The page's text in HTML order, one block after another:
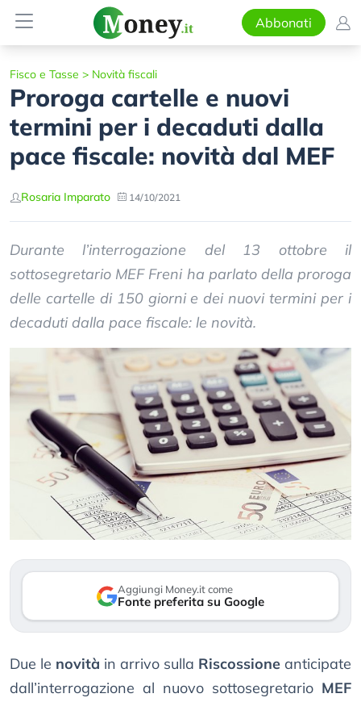
Abbonati
Fisco e Tasse > Novità fiscali
Proroga cartelle e nuovi
termini per i decaduti dalla
pace fiscale: novità dal MEF
Rosaria Imparato 14/10/2021
Durante l’interrogazione del 13 ottobre il
sottosegretario MEF Freni ha parlato della proroga
delle cartelle di 150 giorni e dei nuovi termini per i
decaduti dalla pace fiscale: le novità.
Aggiungi Money.it come
Fonte preferita su Google
Due le novità in arrivo sulla Riscossione anticipate
dall’interrogazione al nuovo sottosegretario MEF